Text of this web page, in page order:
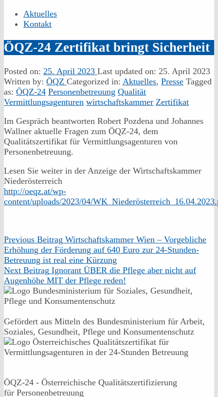
Aktuelles
Kontakt
ÖQZ-24 Zertifikat bringt Sicherheit
Posted on: 25. April 2023 Last updated on: 25. April 2023
Written by: ÖQZ Categorized in: Aktuelles, Presse Tagged
as: ÖQZ-24 Personenbetreuung Qualität
Vermittlungsagenturen wirtschaftskammer Zertifikat
Im Gespräch beantworten Robert Pozdena und Johannes
Wallner aktuelle Fragen zum ÖQZ-24, dem
Qualitätszertifikat für Vermittlungsagenturen von
Personenbetreuung.
Lesen Sie weiter in der Anzeige der Wirtschaftskammer
Niederösterreich
http://oeqz.at/wp-
content/uploads/2023/04/
Skip
back
to
main
navigation
Beitragsnavigation
Previous Beitrag Wirtschaftskammer Wien – Vorgebliche
Erhöhung der Förderung auf 640 Euro zur 24-Stunden-
Betreuung ist real eine Kürzung
Next Beitrag Ignorant ÜBER die Pflege aber nicht auf
Augenhöhe MIT der Pflege reden!
Gefördert aus Mitteln des Bundesministerium für Arbeit,
Soziales, Gesundheit, Pflege und Konsumentenschutz
ÖQZ-24 - Österreichische Qualitätszertifizierung
für Personenbetreuung